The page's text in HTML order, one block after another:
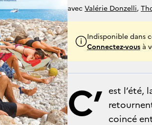
avec Valérie Donzelli,
Indisponible dans
Connectez-vous à
C’ est l’été,
coincé